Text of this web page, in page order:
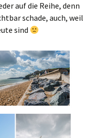
auf die Reihe, denn
schade, auch, weil
sind